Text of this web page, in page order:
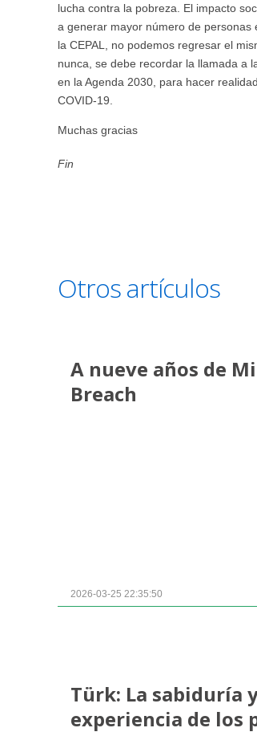
lucha contra la pobreza. El impacto
a generar mayor número de
la CEPAL, no podemos regresar el
nunca, se debe recordar la llamada a
en la Agenda 2030, para hacer
COVID-19.
Muchas gracias
Fin
Otros artículos
A nueve años de
Breach
2026-03-25 22:35:50
Türk: La sabiduría
experiencia de los